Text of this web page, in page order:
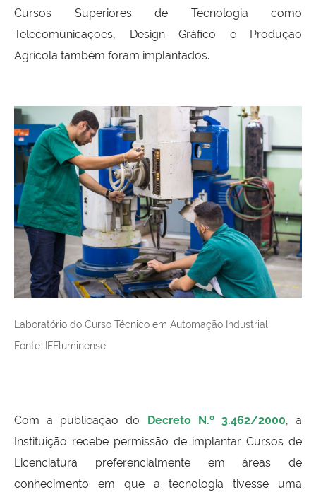
Cursos Superiores de Tecnologia como
Telecomunicações, Design Gráfico e Produção
Agrícola também foram implantados.
Laboratório do Curso Técnico em Automação Industrial
Fonte: IFFluminense
Com a publicação do Decreto N.º 3.462/2000, a
Instituição recebe permissão de implantar Cursos de
Licenciatura preferencialmente em áreas de
conhecimento em que a tecnologia tivesse uma